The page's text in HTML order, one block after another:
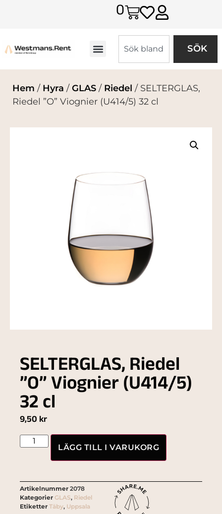
0
SÖK
Hem / Hyra / GLAS / Riedel / SELTERGLAS,
Riedel ”O” Viognier (U414/5) 32 cl
SELTERGLAS, Riedel
”O” Viognier (U414/5)
32 cl
9,50 kr
LÄGG TILL I VARUKORG
Artikelnummer 2078
Kategorier GLAS, Riedel
Etiketter Täby, Uppsala